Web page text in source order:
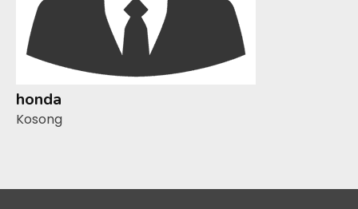
honda
Kosong